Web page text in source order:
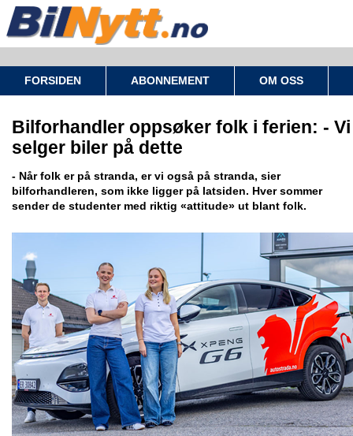
FORSIDEN ABONNEMENT OM OSS
Bilforhandler oppsøker folk i ferien: - Vi
selger biler på dette
- Når folk er på stranda, er vi også på stranda, sier
bilforhandleren, som ikke ligger på latsiden. Hver sommer
sender de studenter med riktig «attitude» ut blant folk.